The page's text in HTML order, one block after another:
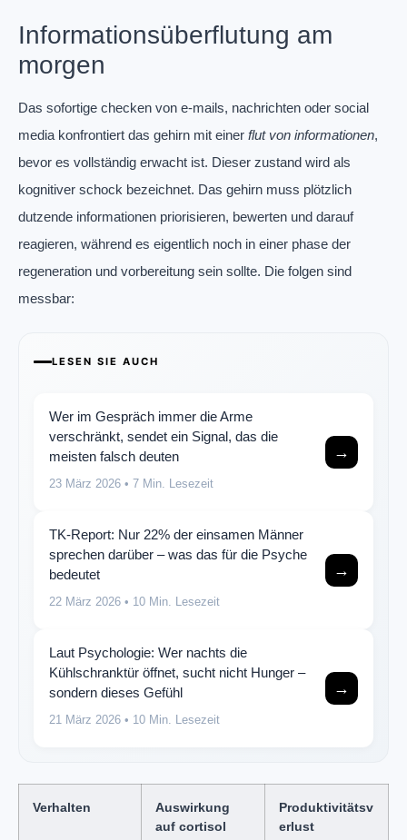
Informationsüberflutung am
morgen
Das sofortige checken von e-mails, nachrichten oder social
media konfrontiert das gehirn mit einer flut von informationen,
bevor es vollständig erwacht ist. Dieser zustand wird als
kognitiver schock bezeichnet. Das gehirn muss plötzlich
dutzende informationen priorisieren, bewerten und darauf
reagieren, während es eigentlich noch in einer phase der
regeneration und vorbereitung sein sollte. Die folgen sind
messbar:
LESEN SIE AUCH
Wer im Gespräch immer die Arme
verschränkt, sendet ein Signal, das die
meisten falsch deuten
23 März 2026 • 7 Min. Lesezeit
→
TK-Report: Nur 22% der einsamen Männer
sprechen darüber – was das für die Psyche
bedeutet
22 März 2026 • 10 Min. Lesezeit
→
Laut Psychologie: Wer nachts die
Kühlschranktür öffnet, sucht nicht Hunger –
sondern dieses Gefühl
21 März 2026 • 10 Min. Lesezeit
→
Verhalten
Auswirkung
auf cortisol
Produktivitätsv
erlust